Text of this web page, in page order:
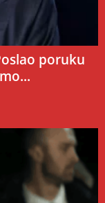
poruku